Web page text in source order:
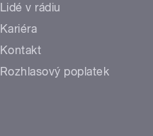
Lidé v rádiu
Kariéra
Kontakt
Rozhlasový poplatek